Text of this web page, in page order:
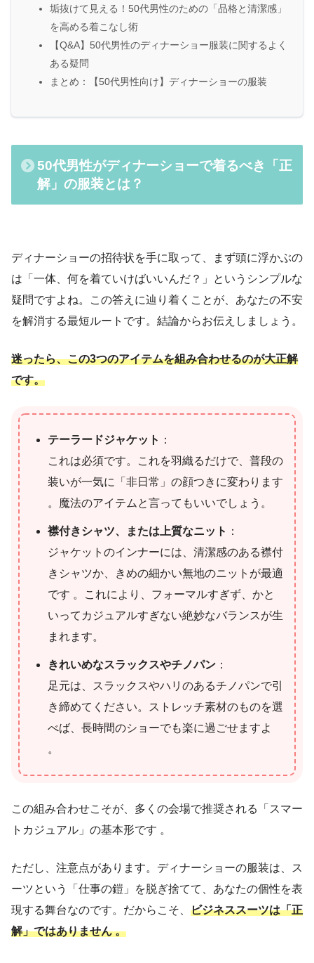
垢抜けて見える！50代男性のための「品格と清潔感」
を高める着こなし術
【Q&A】50代男性のディナーショー服装に関するよく
ある疑問
まとめ：【50代男性向け】ディナーショーの服装
50代男性がディナーショーで着るべき「正
解」の服装とは？
ディナーショーの招待状を手に取って、まず頭に浮かぶの
は「一体、何を着ていけばいいんだ？」というシンプルな
疑問ですよね。この答えに辿り着くことが、あなたの不安
を解消する最短ルートです。結論からお伝えしましょう。
迷ったら、この3つのアイテムを組み合わせるのが大正解
です。
テーラードジャケット ：
これは必須です。これを羽織るだけで、普段の
装いが一気に「非日常」の顔つきに変わります
。魔法のアイテムと言ってもいいでしょう。
襟付きシャツ、または上質なニット ：
ジャケットのインナーには、清潔感のある襟付
きシャツか、きめの細かい無地のニットが最適
です 。これにより、フォーマルすぎず、かと
いってカジュアルすぎない絶妙なバランスが生
まれます。
きれいめなスラックスやチノパン ：
足元は、スラックスやハリのあるチノパンで引
き締めてください。ストレッチ素材のものを選
べば、長時間のショーでも楽に過ごせますよ
。
この組み合わせこそが、多くの会場で推奨される「スマー
トカジュアル」の基本形です 。
ただし、注意点があります。ディナーショーの服装は、ス
ーツという「仕事の鎧」を脱ぎ捨てて、あなたの個性を表
現する舞台なのです。だからこそ、 ビジネススーツは「正
解」ではありません 。